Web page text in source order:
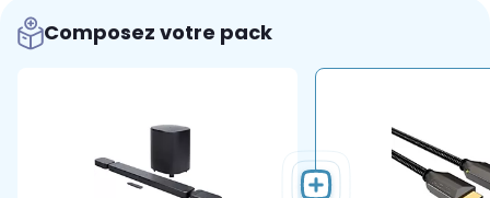
Composez votre pack